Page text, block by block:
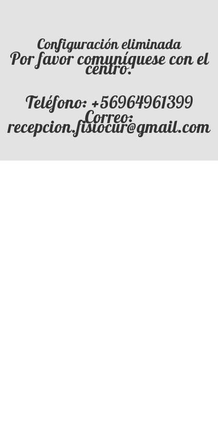
Configuración eliminada
Por favor comuníquese con el
centro.
Teléfono: +56964961399
Correo:
recepcion.fisiocur@gmail.com